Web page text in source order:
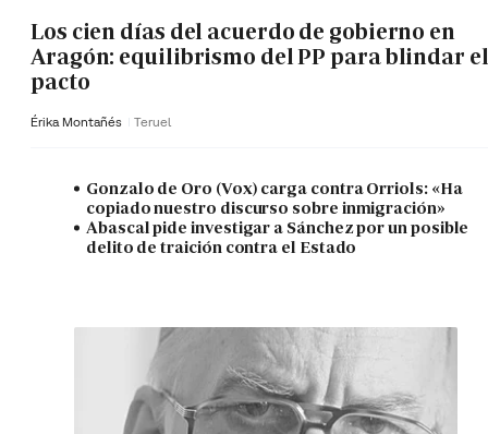
Los cien días del acuerdo de gobierno en
Aragón: equilibrismo del PP para blindar el
pacto
Érika Montañés Teruel
Gonzalo de Oro (Vox) carga contra Orriols: «Ha
copiado nuestro discurso sobre inmigración»
Abascal pide investigar a Sánchez por un posible
delito de traición contra el Estado